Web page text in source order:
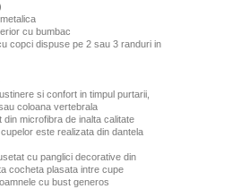
cu bumbac
copci dispuse pe 2 sau 3 randuri in
si confort in timpul purtarii,
coloana vertebrala
din microfibra de inalta calitate
este realizata din dantela
cu panglici decorative din
cocheta plasata intre cupe
cu bust generos